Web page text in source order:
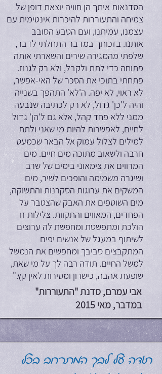
הסדנאות איתך הן חוויה יוצאת דופן של
צמיחה והתעוררות להיכרות אינטימית עם
עצמנו, עמיתנו, ועם הטבע הסובב
אותנו. בזכותך במדבר התחלתי לדבר,
שלפתי מהמגירה שירים והשארתי אותה
פתוחה כדי לתת ולקבל, ולא רק לגנוז.
פתחתי בתוכי את הסכר של האי-אפשר,
לא ראוי, לא יפה. ה'לא' התהפך בשנייה
והיה ל'כן' גדול, לא רק לכתיבה שנבעה
ממני ללא פחד קהל, אלא גם ל'הן' גדול
לחיים, לאפשרות להיות מי שאני ולתת
למילים לצלול עמוק אל הבאר שכמעט
חרבה ולשאוב מתוכה מים חיים. מים
המרווים את צימאוני בימים של שרב
ושיגרה משמימה והופכים לשיר, מים
המשקים את ערוגות הסקרנות והתשוקה,
מים השוטפים את האבק שהצטבר על
הפחדים, המאווים והתקוות. צלילות זו
הולכת ומתפשטת ומחפשת לה ערוצים
לשיתוף במעגל של אנשים יפים
המתקבצים סביבך ומחפשים את הנמשל
למשל החיים. תודה רבה לך על מי שאת,
שופעת אהבה, כישרון ומסירות לאין קץ."
אבי עמרם, סדנת "התעוררות"
במדבר, מאי 2015
תודה על לבך המתרחב בכל